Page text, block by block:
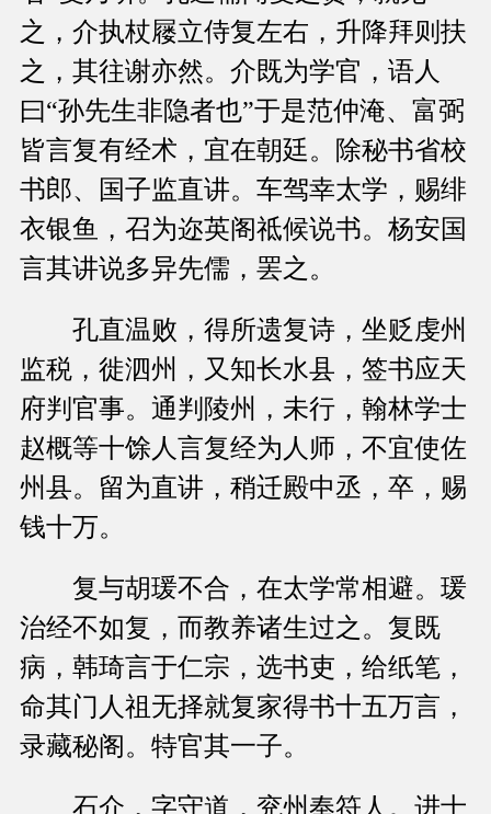
之，介执杖屦立侍复左右，升降拜则扶
之，其往谢亦然。介既为学官，语人
曰“孙先生非隐者也”于是范仲淹、富弼
皆言复有经术，宜在朝廷。除秘书省校
书郎、国子监直讲。车驾幸太学，赐绯
衣银鱼，召为迩英阁祗候说书。杨安国
言其讲说多异先儒，罢之。
孔直温败，得所遗复诗，坐贬虔州
监税，徙泗州，又知长水县，签书应天
府判官事。通判陵州，未行，翰林学士
赵概等十馀人言复经为人师，不宜使佐
州县。留为直讲，稍迁殿中丞，卒，赐
钱十万。
复与胡瑗不合，在太学常相避。瑗
治经不如复，而教养诸生过之。复既
病，韩琦言于仁宗，选书吏，给纸笔，
命其门人祖无择就复家得书十五万言，
录藏秘阁。特官其一子。
石介，字守道，兖州奉符人。进士